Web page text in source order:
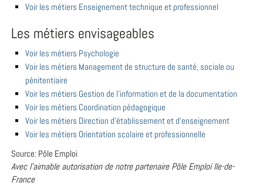
Voir les métiers Enseignement technique et professionnel
Les métiers envisageables
Voir les métiers Psychologie
Voir les métiers Management de structure de santé, sociale ou
pénitentiaire
Voir les métiers Gestion de l'information et de la documentation
Voir les métiers Coordination pédagogique
Voir les métiers Direction d'établissement et d'enseignement
Voir les métiers Orientation scolaire et professionnelle
Source: Pôle Emploi
Avec l'aimable autorisation de notre partenaire Pôle Emploi Ile-de-
France